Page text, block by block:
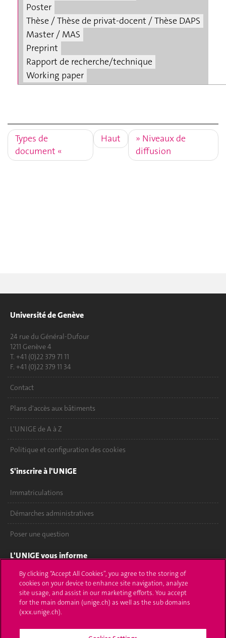
Poster
Thèse / Thèse de privat-docent / Thèse DAPS
Master / MAS
Preprint
Rapport de recherche/technique
Working paper
Types de
document
Niveaux de
diffusion
Haut
Université de Genève
24 rue du Général-Dufour
1211 Genève 4
T. +41 (0)22 379 71 11
F. +41 (0)22 379 11 34
Contact
Plans d'accès aux bâtiments
L'UNIGE de A à Z
Politique et configuration des cookies
S'inscrire à l'UNIGE
Immatriculations
Démarches administratives
Poser une question
L'UNIGE vous informe
UNIGE Mobile
Médias
Offres d'emploi
By clicking “Accept All Cookies”, you agree to the storing of
cookies on your device to enhance site navigation, analyze
site usage, and assist in our marketing efforts. You accept
for the main domain (unige.ch) as well as the sub domains
(xxx.unige.ch).